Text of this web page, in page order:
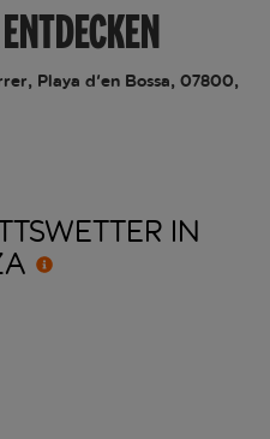
Playa d'en Bossa, 07800,
IN